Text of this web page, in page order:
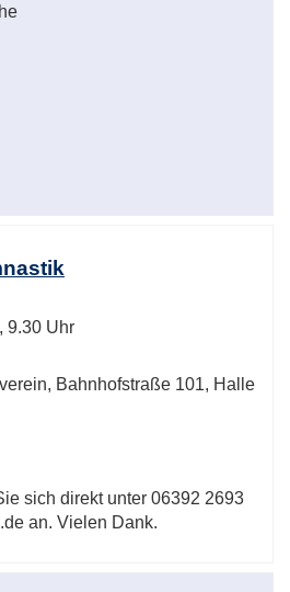
9.30 Uhr
Bahnhofstraße 101, Halle
sich direkt unter 06392 2693
an. Vielen Dank.